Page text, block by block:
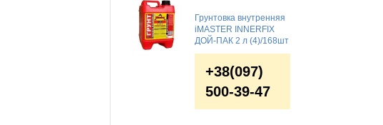
Грунтовка внутренняя
іMASTER INNERFIX
ДОЙ-ПАК 2 л (4)/168шт
+38(097)
500-39-47